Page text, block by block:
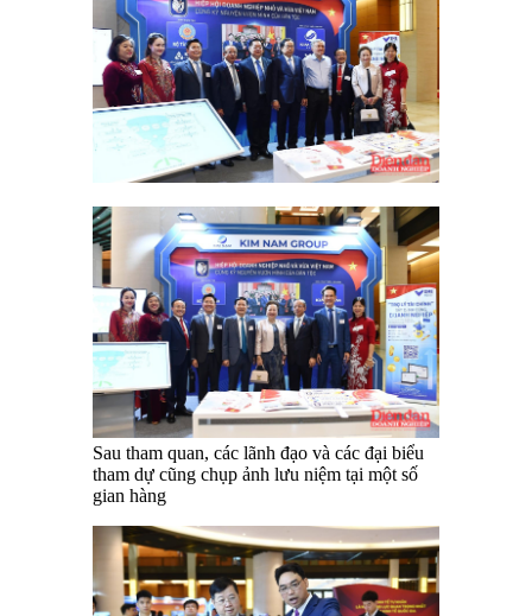
Sau tham quan, các lãnh đạo và các đại biểu
tham dự cũng chụp ảnh lưu niệm tại một số
gian hàng